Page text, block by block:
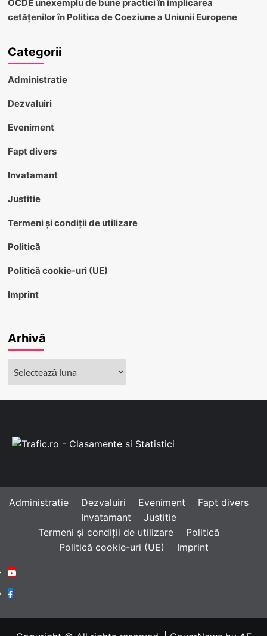
OCDE unexemplu de bune practici în implicarea
cetățenilor în Politica de Coeziune a Uniunii Europene
Categorii
Administratie
Dezvaluiri
Eveniment
Fapt divers
Invatamant
Justitie
Termeni și condiții de utilizare
Politică
Politică cookie-uri (UE)
Imprint
Arhivă
Administratie Dezvaluiri Eveniment
Fapt divers
Invatamant
Justitie
Termeni și condiții de utilizare
Politică
Politică cookie-uri (UE)
Imprint
Youtube
Facebook